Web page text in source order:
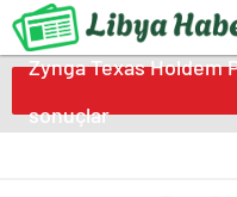
Zynga Texas Holdem
sonuçlar